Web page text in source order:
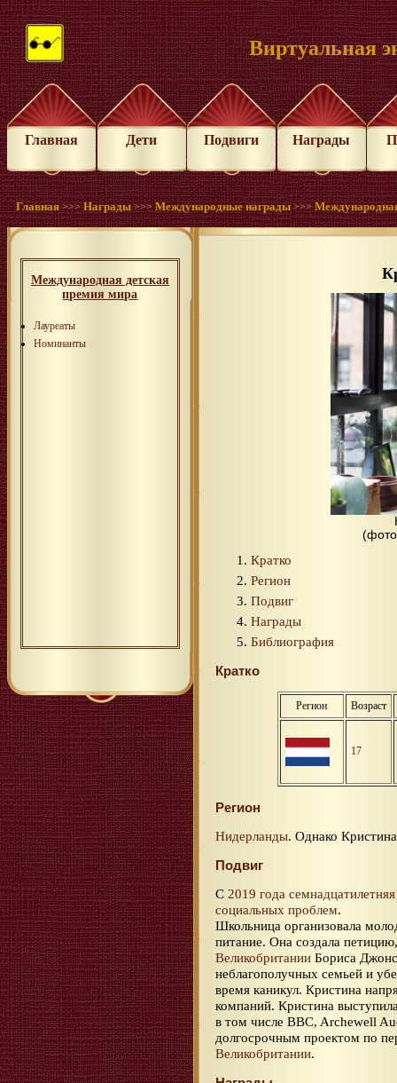
Виртуальная
Главная Дети Подвиги Награды
Главная >>>Награды >>>Международные награды >>>
Международная детская
премия мира
Лауреаты
Номинанты
Кратко
Регион
Подвиг
Награды
Библиография
Кратко
Регион Возраст
17
Регион
Нидерланды. Однако
Подвиг
С 2019 года семнадцатилетняя
социальных проблем.
Школьница организовала
питание. Она создала
Великобритании Бориса
неблагополучных семьей и
время каникул. Кристина
компаний. Кристина
в том числе BBC, Archewell
долгосрочным проектом по
Великобритании.